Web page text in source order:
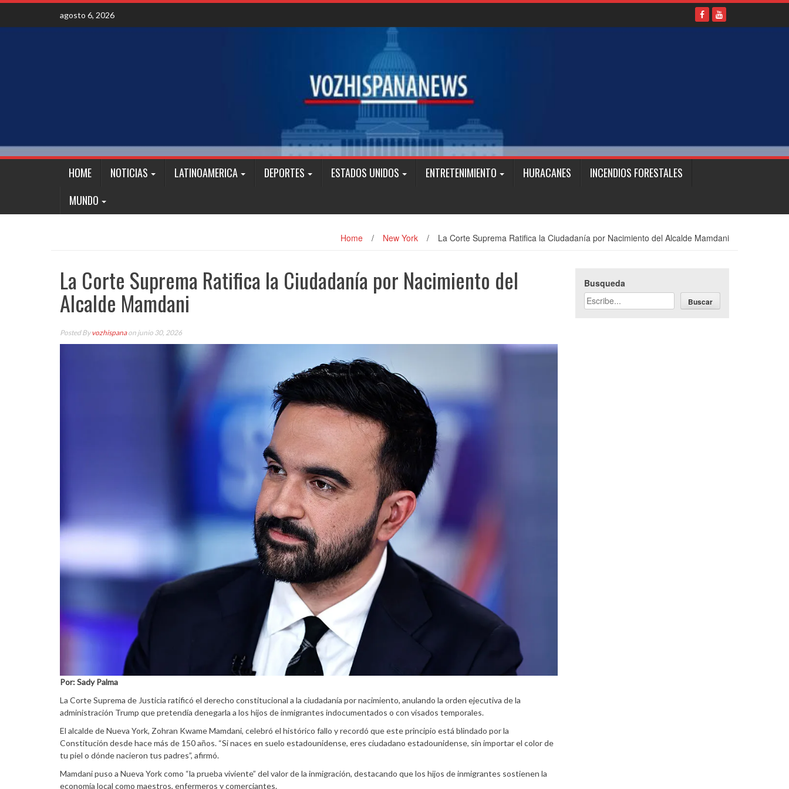
Skip
content
agosto 6, 2026
HOME NOTICIAS LATINOAMERICA DEPORTES ESTADOS UNIDOS ENTRETENIMIENTO HURACANES
INCENDIOS FORESTALES
MUNDO
Home / New York / La Corte Suprema Ratifica la Ciudadanía por Nacimiento del Alcalde Mamdani
La Corte Suprema Ratifica la Ciudadanía por Nacimiento del
Alcalde Mamdani
Posted Byvozhispanaon junio 30, 2026
Por: Sady Palma
La Corte Suprema de Justicia ratificó el derecho constitucional a la ciudadanía por nacimiento, anulando la orden ejecutiva de la
administración Trump que pretendía denegarla a los hijos de inmigrantes indocumentados o con visados temporales.
El alcalde de Nueva York, Zohran Kwame Mamdani, celebró el histórico fallo y recordó que este principio está blindado por la
Constitución desde hace más de 150 años. “Si naces en suelo estadounidense, eres ciudadano estadounidense, sin importar el color de
tu piel o dónde nacieron tus padres”, afirmó.
Mamdani puso a Nueva York como “la prueba viviente” del valor de la inmigración, destacando que los hijos de inmigrantes sostienen la
economía local como maestros, enfermeros y comerciantes.
Busqueda
Buscar